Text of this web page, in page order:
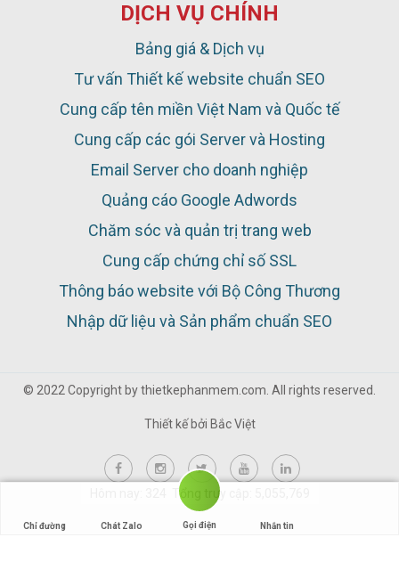
DỊCH VỤ CHÍNH
Bảng giá & Dịch vụ
Tư vấn Thiết kế website chuẩn SEO
Cung cấp tên miền Việt Nam và Quốc tế
Cung cấp các gói Server và Hosting
Email Server cho doanh nghiệp
Quảng cáo Google Adwords
Chăm sóc và quản trị trang web
Cung cấp chứng chỉ số SSL
Thông báo website với Bộ Công Thương
Nhập dữ liệu và Sản phẩm chuẩn SEO
© 2022 Copyright by thietkephanmem.com. All rights reserved.
Thiết kế bởi Bắc Việt
Hôm nay: 324 Tổng truy cập: 5,055,769
Chỉ đường Chát Zalo Gọi điện Nhắn tin